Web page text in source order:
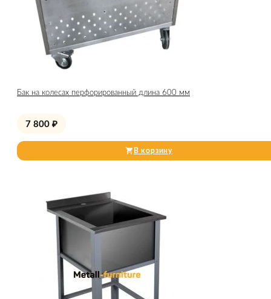
Бак на колесах перфорированный длина 600 мм
7 800 ₽
В корзину